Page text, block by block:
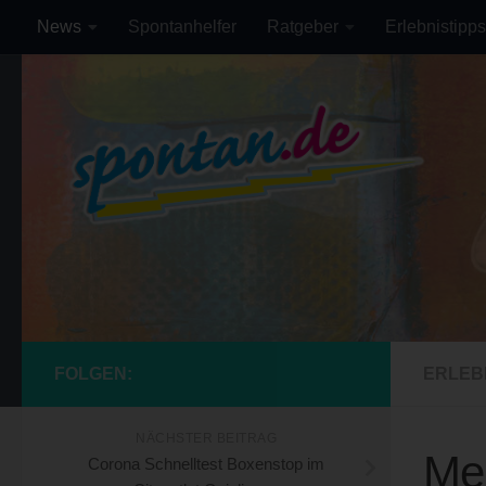
Zum Inhalt springen
News Spontanhelfer Ratgeber Erlebnistipps
FOLGEN:
Corona Schnelltest Boxenstop im